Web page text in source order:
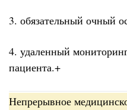
3. обязательный очный
4. удаленный
пациента.+
Непрерывное